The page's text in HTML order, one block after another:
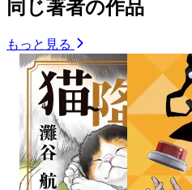
同じ著者の作品
もっと見る